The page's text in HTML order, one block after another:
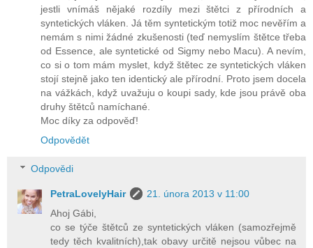
jestli vnímáš nějaké rozdíly mezi štětci z přírodních a
syntetických vláken. Já těm syntetickým totiž moc nevěřím a
nemám s nimi žádné zkušenosti (teď nemyslím štětce třeba
od Essence, ale syntetické od Sigmy nebo Macu). A nevím,
co si o tom mám myslet, když štětec ze syntetických vláken
stojí stejně jako ten identický ale přírodní. Proto jsem docela
na vážkách, když uvažuju o koupi sady, kde jsou právě oba
druhy štětců namíchané.
Moc díky za odpověď!
Odpovědět
Odpovědi
PetraLovelyHair
21. února 2013 v 11:00
Ahoj Gábi,
co se týče štětců ze syntetických vláken (samozřejmě
tedy těch kvalitních),tak obavy určitě nejsou vůbec na